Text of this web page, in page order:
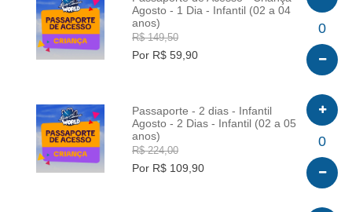
INFO
Agosto - 1 Dia - Infantil (02 a 04
anos)
R$ 149,50
Por R$ 59,90
0
INFO
Passaporte - 2 dias - Infantil
Agosto - 2 Dias - Infantil (02 a 05
anos)
R$ 224,00
Por R$ 109,90
0